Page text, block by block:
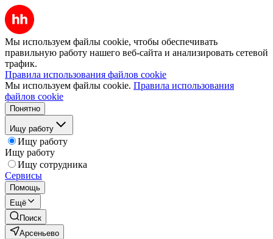
Мы используем файлы cookie, чтобы обеспечивать
правильную работу нашего веб-сайта и анализировать сетевой
трафик.
Правила использования файлов cookie
Мы используем файлы cookie. Правила использования
файлов cookie
Понятно
Ищу работу
Ищу работу
Ищу работу
Ищу сотрудника
Сервисы
Помощь
Ещё
Поиск
Арсеньево